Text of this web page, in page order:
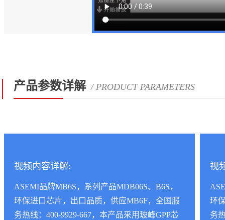
产品参数详解 / PRODUCT PARAMETERS
视频内容详解:
ASEMI品牌MB6S，系列产品MDB06S、B6S，
环保进口芯片，出口品质，供应MB6F，全国服
务热线：400-9929-667，本产品采用玻峰GPP芯
视
环
务